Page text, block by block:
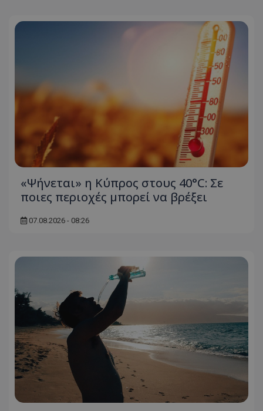
«Ψήνεται» η Κύπρος στους 40°C: Σε
ποιες περιοχές μπορεί να βρέξει
07.08.2026 - 08:26